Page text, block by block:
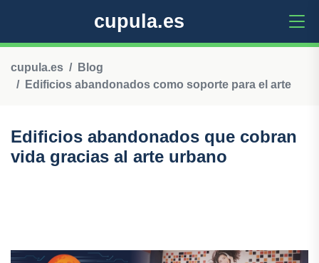
cupula.es
cupula.es
Blog
Edificios abandonados como soporte para el arte
Edificios abandonados que cobran
vida gracias al arte urbano